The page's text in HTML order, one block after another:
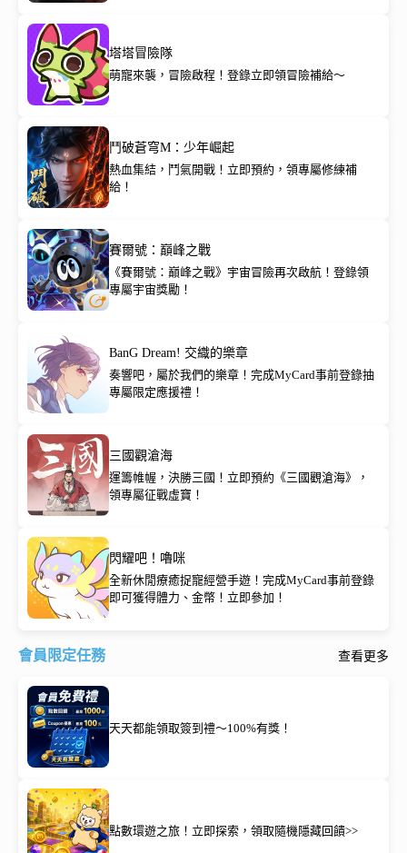
塔塔冒險隊
萌寵來襲，冒險啟程！登錄立即領冒險補給～
鬥破蒼穹M：少年崛起
熱血集結，鬥氣開戰！立即預約，領專屬修練補
給！
賽爾號：巔峰之戰
《賽爾號：巔峰之戰》宇宙冒險再次啟航！登錄領
專屬宇宙獎勵！
BanG Dream! 交織的樂章
奏響吧，屬於我們的樂章！完成MyCard事前登錄抽
專屬限定應援禮！
三國觀滄海
運籌帷幄，決勝三國！立即預約《三國觀滄海》，
領專屬征戰虛寶！
閃耀吧！嚕咪
全新休閒療癒捉寵經營手遊！完成MyCard事前登錄
即可獲得體力、金幣！立即參加！
會員限定任務 查看更多
天天都能領取簽到禮～100%有獎！
點數環遊之旅！立即探索，領取隨機隱藏回饋>>